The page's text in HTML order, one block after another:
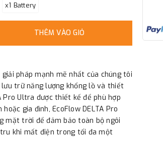
x1 Battery
THÊM VÀO GIỎ
giải pháp mạnh mẽ nhất của chúng tôi
lưu trữ năng lượng khổng lồ và thiết
Pro Ultra được thiết kế để phù hợp
gia đình, EcoFlow DELTA Pro
mặt trời để đảm bảo toàn bộ ngôi
khi mất điện trong tối đa một